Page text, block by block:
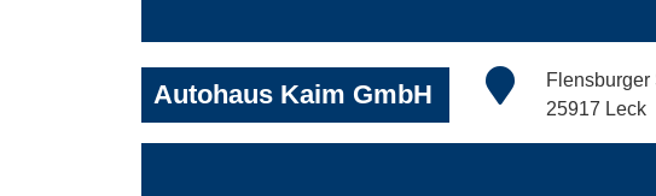
Autohaus Kaim GmbH
Flensburger
25917 Leck